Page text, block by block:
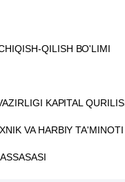
QILISH BO'LIMI
KAPITAL
VA HARBIY